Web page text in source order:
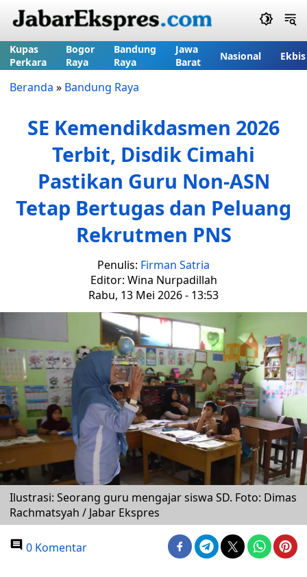
Kupas
Perkara
Bogor
Raya
Bandung
Raya
Jawa
Barat
Nasional Ekbis
Beranda » Bandung Raya
SE Kemendikdasmen 2026
Terbit, Disdik Cimahi
Pastikan Guru Non-ASN
Tetap Bertugas dan Peluang
Rekrutmen PNS
Penulis: Firman Satria
Editor: Wina Nurpadillah
Rabu, 13 Mei 2026 - 13:53
Ilustrasi: Seorang guru mengajar siswa SD. Foto: Dimas
Rachmatsyah / Jabar Ekspres
0 Komentar